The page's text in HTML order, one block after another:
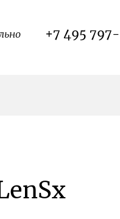
+7 495